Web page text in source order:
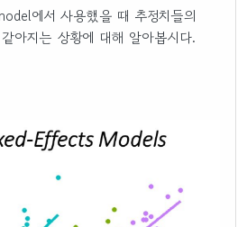
에서 사용했을 때 추정치들의
아지는 상황에 대해 알아봅시다.